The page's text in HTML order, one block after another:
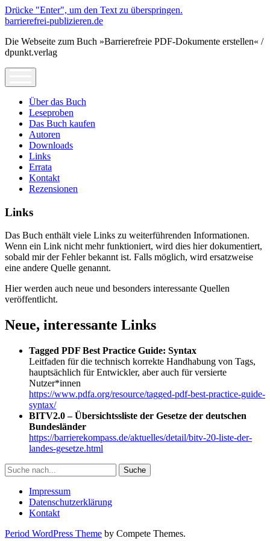
Drücke "Enter", um den Text zu überspringen.
barrierefrei-publizieren.de
Die Webseite zum Buch »Barrierefreie PDF-Dokumente erstellen« /
dpunkt.verlag
Über das Buch
Leseproben
Das Buch kaufen
Autoren
Downloads
Links
Errata
Kontakt
Rezensionen
Links
Das Buch enthält viele Links zu weiterführenden Informationen.
Wenn ein Link nicht mehr funktioniert, wird dies hier dokumentiert,
sobald mir der Fehler bekannt ist. Falls möglich, wird ersatzweise
eine andere Quelle genannt.
Hier werden auch neue und besonders interessante Quellen
veröffentlicht.
Neue, interessante Links
Tagged PDF Best Practice Guide: Syntax
Leitfaden für die technisch korrekte Handhabung von Tags,
hauptsächlich für Entwickler, aber auch für versierte
Nutzer*innen
https://www.pdfa.org/resource/tagged-pdf-best-practice-guide-
syntax/
BITV2.0 – Übersichtssliste der Gesetze der deutschen
Bundesländer
https://barrierekompass.de/aktuelles/detail/bitv-20-liste-der-
landes-gesetze.html
Seitenleiste
Suche
Impressum
Datenschutzerklärung
Kontakt
Period WordPress Theme by Compete Themes.